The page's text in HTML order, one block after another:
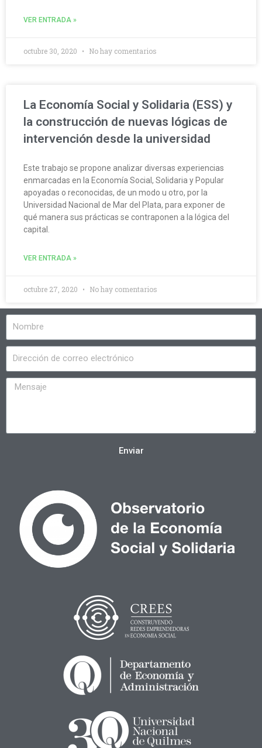
VER ENTRADA »
octubre 30, 2020 No hay comentarios
La Economía Social y Solidaria (ESS) y
la construcción de nuevas lógicas de
intervención desde la universidad
Este trabajo se propone analizar diversas experiencias
enmarcadas en la Economía Social, Solidaria y Popular
apoyadas o reconocidas, de un modo u otro, por la
Universidad Nacional de Mar del Plata, para exponer de
qué manera sus prácticas se contraponen a la lógica del
capital.
VER ENTRADA »
octubre 27, 2020 No hay comentarios
Enviar